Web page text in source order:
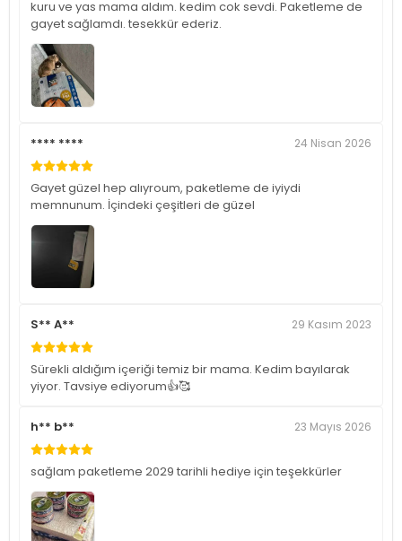
kuru ve yas mama aldım. kedim cok sevdi. Paketleme de
gayet sağlamdı. tesekkür ederiz.
**** **** 24 Nisan 2026
Gayet güzel hep alıyroum, paketleme de iyiydi
memnunum. İçindeki çeşitleri de güzel
S** A** 29 Kasım 2023
Sürekli aldığım içeriği temiz bir mama. Kedim bayılarak
yiyor. Tavsiye ediyorum👍🥰
h** b** 23 Mayıs 2026
sağlam paketleme 2029 tarihli hediye için teşekkürler